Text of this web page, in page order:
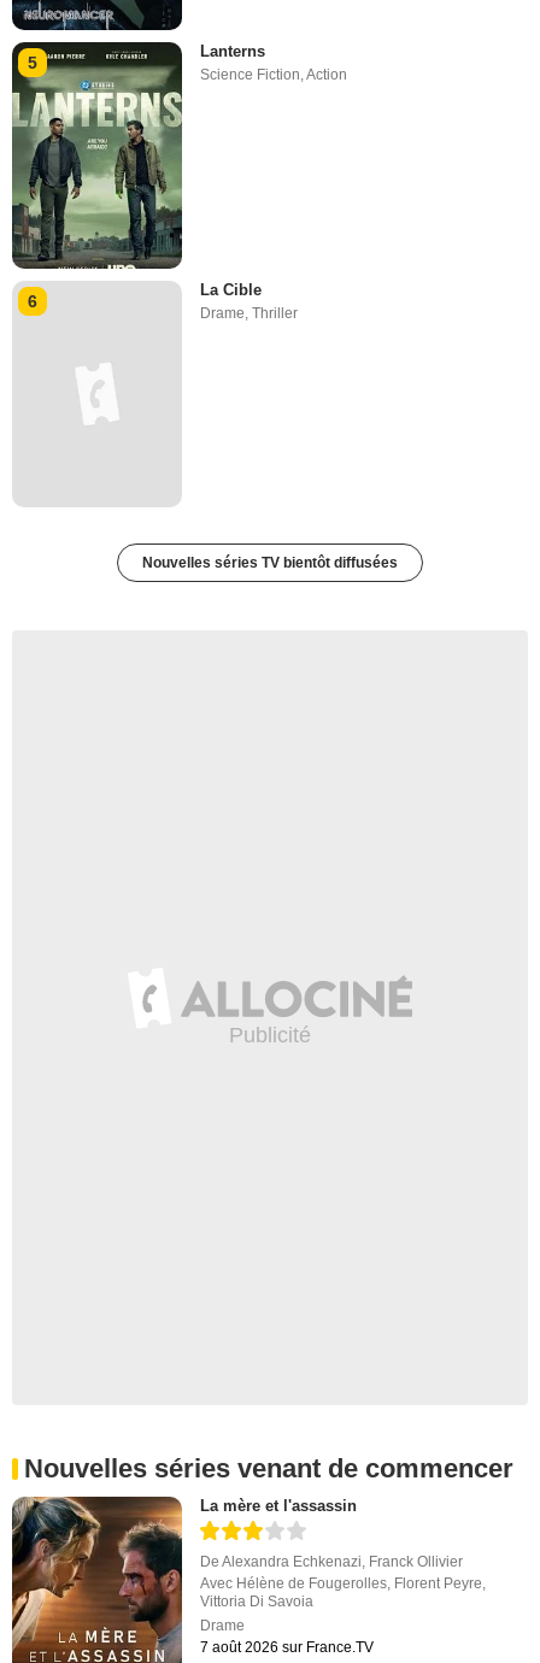
5
Lanterns
Science Fiction ,Action
6
La Cible
Drame,Thriller
Nouvelles séries TV bientôt diffusées
Nouvelles séries venant de commencer
La mère et l'assassin
DeAlexandra Echkenazi, Franck Ollivier
Avec Hélène de Fougerolles, Florent Peyre,
Vittoria Di Savoia
Drame
7 août 2026 sur France.TV